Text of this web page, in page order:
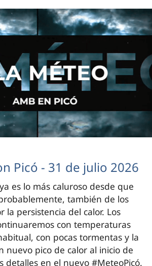
Picó - 31 de julio 2026
es lo más caluroso desde que
también de los
la persistencia del calor. Los
con temperaturas
con pocas tormentas y la
nuevo pico de calor al inicio de
detalles en el nuevo #MeteoPicó.